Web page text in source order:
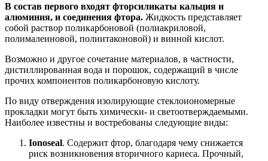
В состав первого входят фторсиликаты кальция и
алюминия, и соединения фтора. Жидкость представляет
собой раствор поликарбоновой (полиакриловой,
полималеиновой, полиитаконовой) и винной кислот.
Возможно и другое сочетание материалов, в частности,
дистиллированная вода и порошок, содержащий в числе
прочих компонентов поликарбоновую кислоту.
По виду отверждения изолирующие стеклоиономерные
прокладки могут быть химически- и светоотверждаемыми.
Наиболее известны и востребованы следующие виды:
Ionoseal. Содержит фтор, благодаря чему снижается
риск возникновения вторичного кариеса. Прочный,